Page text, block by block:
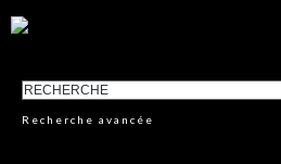
Recherche avancée